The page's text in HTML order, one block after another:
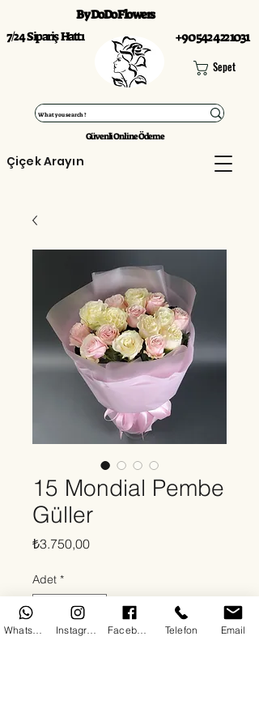
7/24 Sipariş Hattı +90 542 422 1031
By DoDo Flowers
Sepet
Çiçek Arayın
Güvenli Online Ödeme
15 Mondial Pembe
Güller
₺3.750,00Fiyat
Adet *
Telefon Email